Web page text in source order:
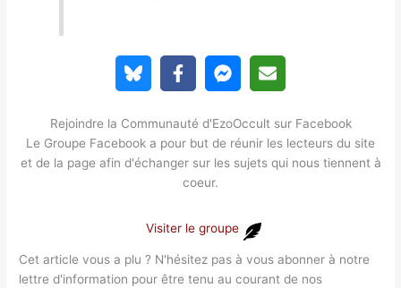
Rejoindre la Communauté d'EzoOccult sur Facebook
Le Groupe Facebook a pour but de réunir les lecteurs du site
et de la page afin d'échanger sur les sujets qui nous tiennent à
coeur.
Visiter le groupe
Cet article vous a plu ? N'hésitez pas à vous abonner à notre
lettre d'information pour être tenu au courant de nos